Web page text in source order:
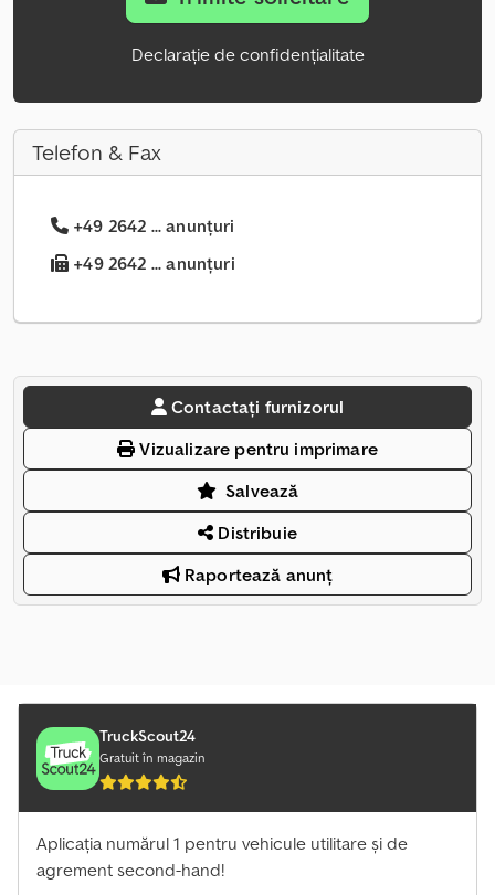
Declarație de confidențialitate
Telefon & Fax
+49 2642 ... anunțuri
+49 2642 ... anunțuri
Contactați furnizorul
Vizualizare pentru imprimare
Salvează
Distribuie
Raportează anunț
TruckScout24
Gratuit în magazin
Aplicația numărul 1 pentru vehicule utilitare și de
agrement second-hand!